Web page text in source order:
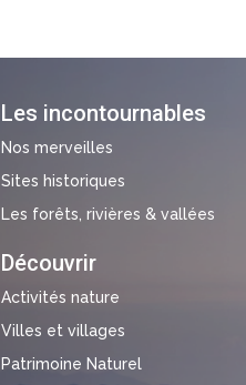
Les incontournables
Nos merveilles
Sites historiques
Les forêts, rivières & vallées
Découvrir
Activités nature
Villes et villages
Patrimoine Naturel